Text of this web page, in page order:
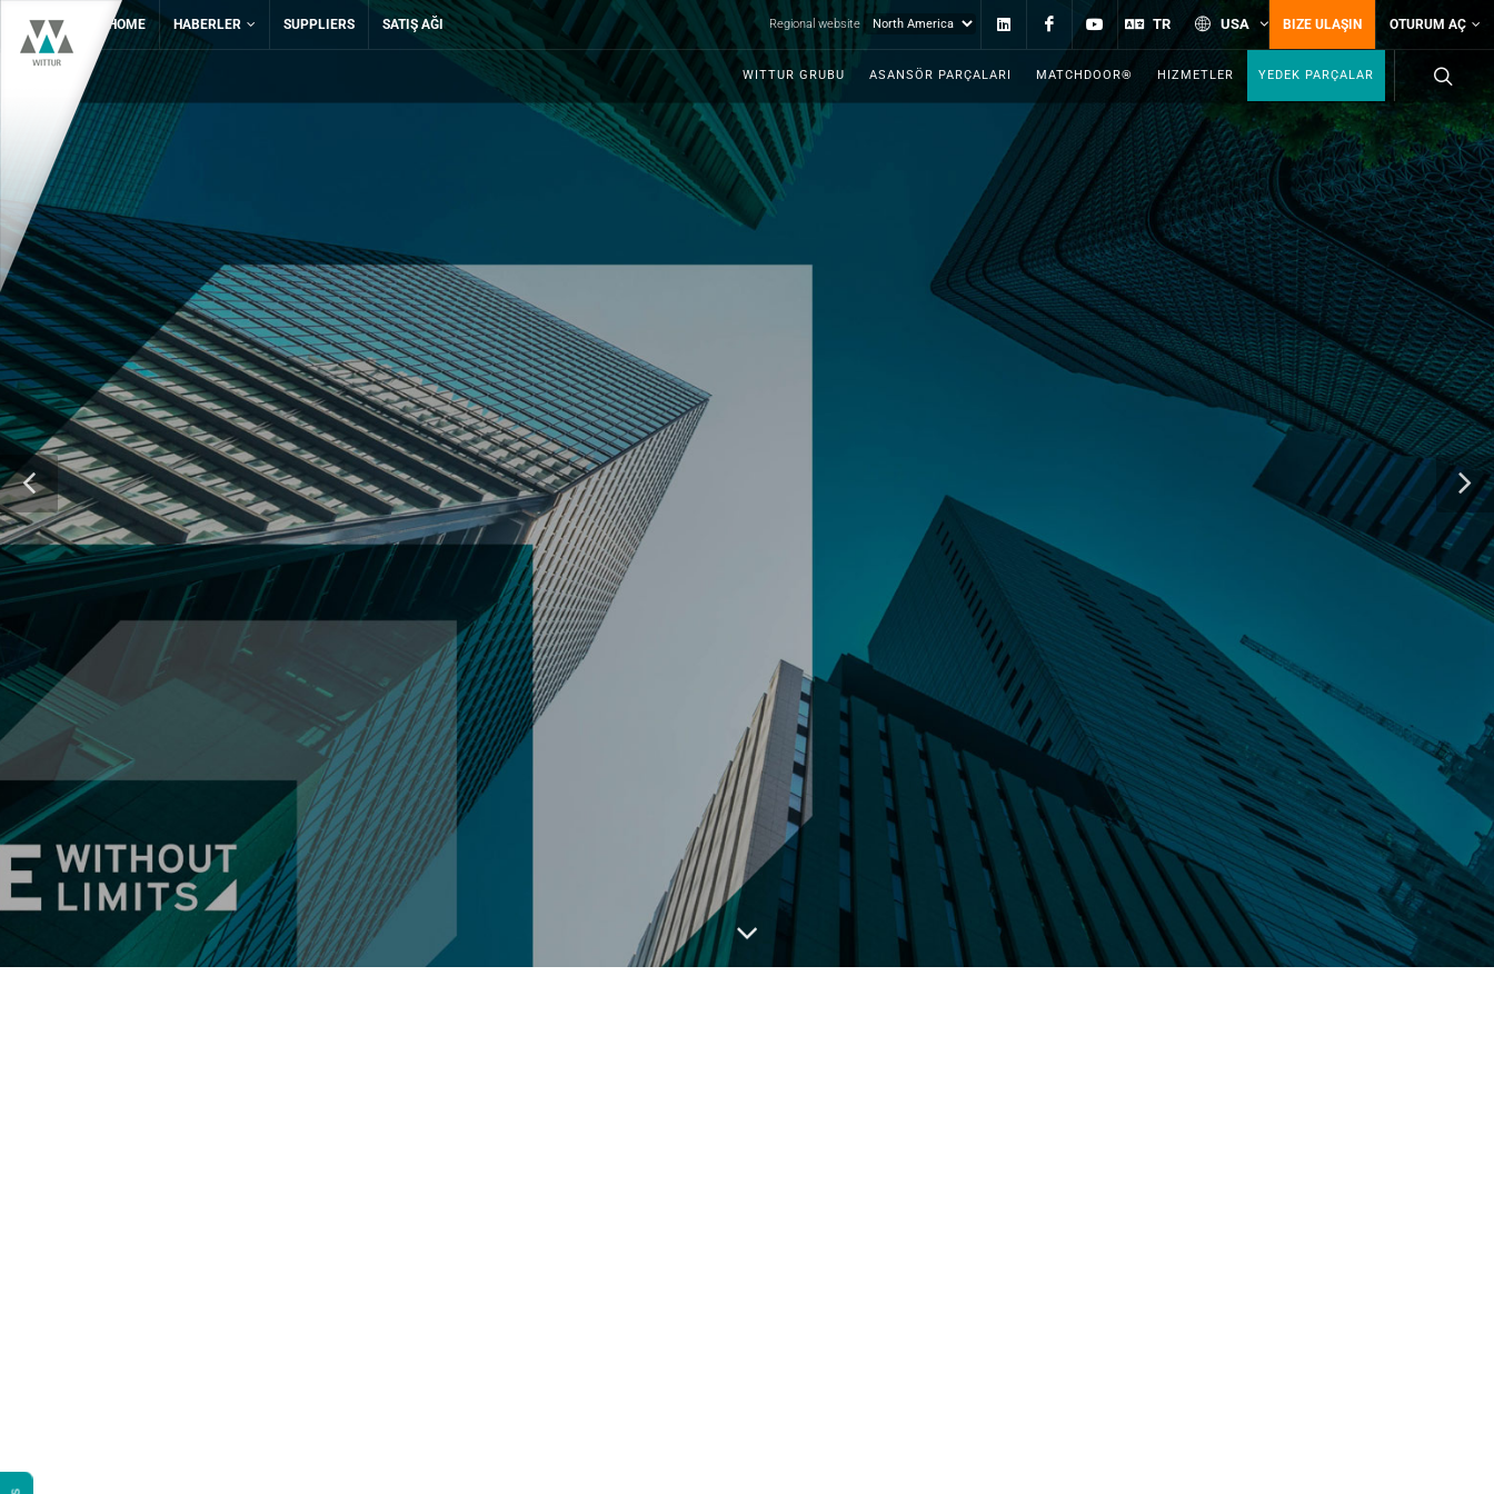
HOME HABERLER SUPPLIERS SATIŞ AĞI Regional website Linkedin FacebookYouTube
TR USA BIZE ULAŞIN OTURUM AÇ
WITTUR GRUBU ASANSÖR PARÇALARI MATCHDOOR® HIZMETLER YEDEK PARÇALAR